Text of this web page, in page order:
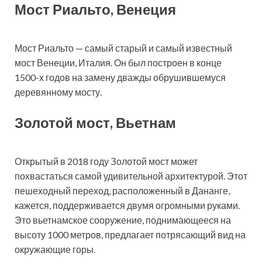
Мост Риальто, Венеция
Мост Риальто — самый старый и самый известный
мост Венеции, Италия. Он был построен в конце
1500-х годов на замену дважды обрушившемуся
деревянному мосту.
Золотой мост, Вьетнам
Открытый в 2018 году Золотой мост может
похвастаться самой удивительной архитектурой. Этот
пешеходный переход, расположенный в Дананге,
кажется, поддерживается двумя огромными руками.
Это вьетнамское сооружение, поднимающееся на
высоту 1000 метров, предлагает потрясающий вид на
окружающие горы.